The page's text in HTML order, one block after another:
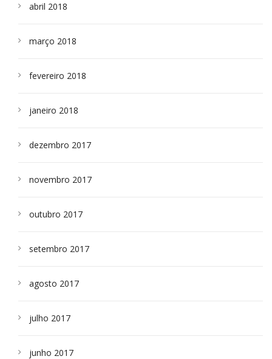
abril 2018
março 2018
fevereiro 2018
janeiro 2018
dezembro 2017
novembro 2017
outubro 2017
setembro 2017
agosto 2017
julho 2017
junho 2017